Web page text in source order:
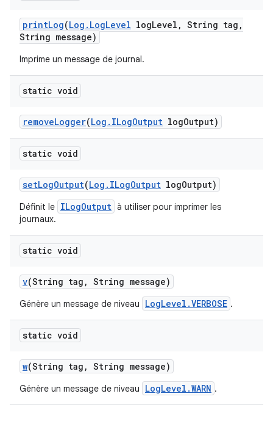
printLog(Log . LogLevel logLevel , String tag ,
String message)
Imprime un message de journal.
static void
removeLogger(Log . ILogOutput logOutput)
static void
setLogOutput(Log . ILogOutput logOutput)
Définit le ILogOutput à utiliser pour imprimer les
journaux.
static void
v(String tag , String message)
Génère un message de niveau LogLevel.VERBOSE .
static void
w(String tag , String message)
Génère un message de niveau LogLevel.WARN .